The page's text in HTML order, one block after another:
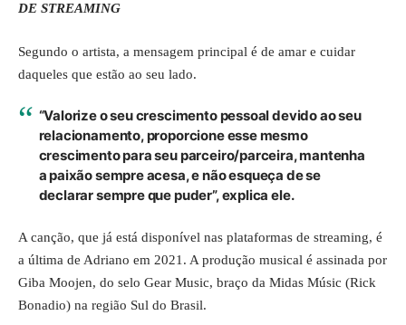
DE STREAMING
Segundo o artista, a mensagem principal é de amar e cuidar
daqueles que estão ao seu lado.
“Valorize o seu crescimento pessoal devido ao seu
relacionamento, proporcione esse mesmo
crescimento para seu parceiro/parceira, mantenha
a paixão sempre acesa, e não esqueça de se
declarar sempre que puder”, explica ele.
A canção, que já está disponível nas plataformas de streaming, é
a última de Adriano em 2021. A produção musical é assinada por
Giba Moojen, do selo Gear Music, braço da Midas Músic (Rick
Bonadio) na região Sul do Brasil.